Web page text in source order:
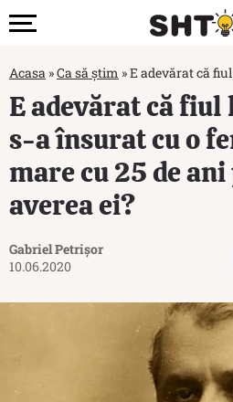
Acasa »Ca să știm »E adevărat că
E adevărat că fiul
s-a însurat cu o
mare cu 25 de
averea ei?
Gabriel Petrișor
10.06.2020